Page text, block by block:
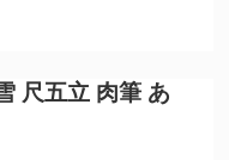
尺五立 肉筆 あ